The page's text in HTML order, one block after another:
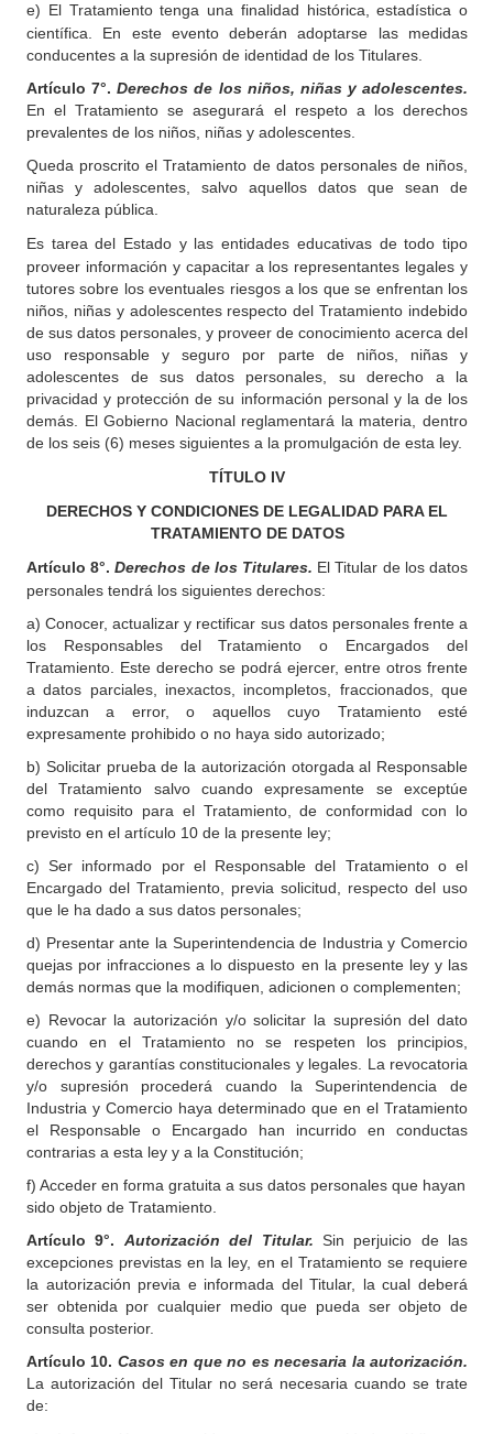
e) El Tratamiento tenga una finalidad histórica, estadística o
científica. En este evento deberán adoptarse las medidas
conducentes a la supresión de identidad de los Titulares.
Artículo7°.Derechos de los niños, niñas y adolescentes.
En el Tratamiento se asegurará el respeto a los derechos
prevalentes de los niños, niñas y adolescentes.
Queda proscrito el Tratamiento de datos personales de niños,
niñas y adolescentes, salvo aquellos datos que sean de
naturaleza pública.
Es tarea del Estado y las entidades educativas de todo tipo
proveer información y capacitar a los representantes legales y
tutores sobre los eventuales riesgos a los que se enfrentan los
niños, niñas y adolescentes respecto del Tratamiento indebido
de sus datos personales, y proveer de conocimiento acerca del
uso responsable y seguro por parte de niños, niñas y
adolescentes de sus datos personales, su derecho a la
privacidad y protección de su información personal y la de los
demás. El Gobierno Nacional reglamentará la materia, dentro
de los seis (6) meses siguientes a la promulgación de esta ley.
TÍTULO IV
DERECHOS Y CONDICIONES DE LEGALIDAD PARA EL
TRATAMIENTO DE DATOS
Artículo8°.Derechos de los Titulares. El Titular de los datos
personales tendrá los siguientes derechos:
a) Conocer, actualizar y rectificar sus datos personales frente a
los Responsables del Tratamiento o Encargados del
Tratamiento. Este derecho se podrá ejercer, entre otros frente
a datos parciales, inexactos, incompletos, fraccionados, que
induzcan a error, o aquellos cuyo Tratamiento esté
expresamente prohibido o no haya sido autorizado;
b) Solicitar prueba de la autorización otorgada al Responsable
del Tratamiento salvo cuando expresamente se exceptúe
como requisito para el Tratamiento, de conformidad con lo
previsto en el artículo 10 de la presente ley;
c) Ser informado por el Responsable del Tratamiento o el
Encargado del Tratamiento, previa solicitud, respecto del uso
que le ha dado a sus datos personales;
d) Presentar ante la Superintendencia de Industria y Comercio
quejas por infracciones a lo dispuesto en la presente ley y las
demás normas que la modifiquen, adicionen o complementen;
e) Revocar la autorización y/o solicitar la supresión del dato
cuando en el Tratamiento no se respeten los principios,
derechos y garantías constitucionales y legales. La revocatoria
y/o supresión procederá cuando la Superintendencia de
Industria y Comercio haya determinado que en el Tratamiento
el Responsable o Encargado han incurrido en conductas
contrarias a esta ley y a la Constitución;
f) Acceder en forma gratuita a sus datos personales que hayan
sido objeto de Tratamiento.
Artículo9°. Autorización del Titular. Sin perjuicio de las
excepciones previstas en la ley, en el Tratamiento se requiere
la autorización previa e informada del Titular, la cual deberá
ser obtenida por cualquier medio que pueda ser objeto de
consulta posterior.
Artículo 10. Casos en que no es necesaria la autorización.
La autorización del Titular no será necesaria cuando se trate
de: